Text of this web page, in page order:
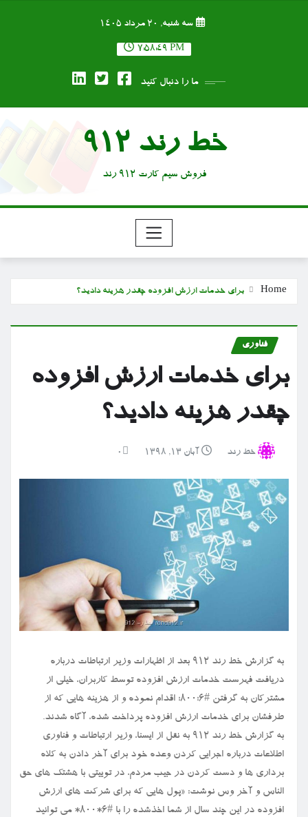
سه شنبه, ۲۰ مرداد ۱۴۰۵
7:58:50 PM
ما را دنبال کنید
خط رند 912
فروش سیم کارت 912 رند
Home برای خدمات ارزش افزوده چقدر هزینه دادید؟
فناوری
برای خدمات ارزش افزوده
چقدر هزینه دادید؟
خط رند آبان ۱۳, ۱۳۹۸ 0
به گزارش خط رند ۹۱۲ بعد از اظهارات وزیر ارتباطات درباره
دریافت فهرست خدمات ارزش افزوده توسط کاربران، خیلی از
مشترکان به گرفتن #۶؛۸۰۰؛ اقدام نموده و از هزینه هایی که از
طرفشان برای خدمات ارزش افزوده پرداخت شده، آگاه شدند.
به گزارش خط رند ۹۱۲ به نقل از ایسنا، وزیر ارتباطات و فناوری
اطلاعات درباره اجرایی کردن وعده خود برای آخر دادن به کلاه
برداری ها و دست کردن در جیب مردم، در توییتی با هشتک های حق
الناس و آخر وس نوشت: «پول هایی که برای شرکت های ارزش
افزوده در این چند سال از شما اخذشده را با #۶*۸۰۰* می توانید